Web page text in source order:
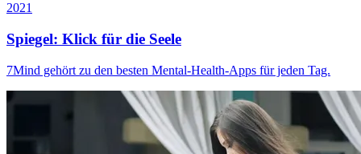
2021
Spiegel: Klick für die Seele
7Mind gehört zu den besten Mental-Health-Apps für jeden Tag.